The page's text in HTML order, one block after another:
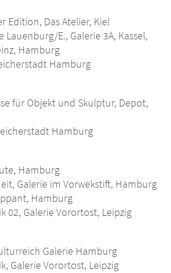
Edition, Das Atelier, Kiel
Lauenburg/E., Galerie 3A, Kassel,
Hamburg
Hamburg
für Objekt und Skulptur, Depot,
Hamburg
Hamburg
Galerie im Vorwekstift, Hamburg
Hamburg
02, Galerie Vorortost, Leipzig
Galerie Hamburg
Galerie Vorortost, Leipzig